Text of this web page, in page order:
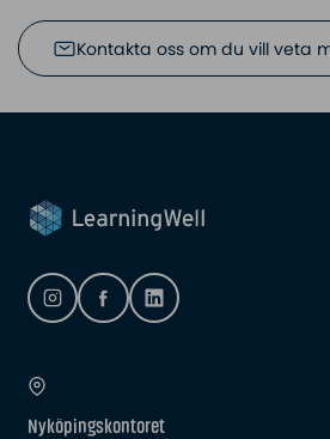
Kontakta oss om du vill veta
Nyköpingskontoret